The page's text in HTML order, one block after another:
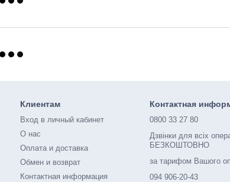
Клиентам
Вход в личный кабинет
О нас
Оплата и доставка
Обмен и возврат
Контактная информация
Контактная
0800 33 27 80
Дзвінки для всіх
БЕЗКОШТОВНО
за тарифом Вашого
094 906-20-43